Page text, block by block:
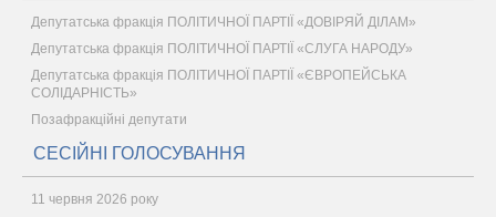
Депутатська фракція ПОЛІТИЧНОЇ ПАРТІЇ «ДОВІРЯЙ ДІЛАМ»
Депутатська фракція ПОЛІТИЧНОЇ ПАРТІЇ «СЛУГА НАРОДУ»
Депутатська фракція ПОЛІТИЧНОЇ ПАРТІЇ «ЄВРОПЕЙСЬКА
СОЛІДАРНІСТЬ»
Позафракційні депутати
СЕСІЙНІ ГОЛОСУВАННЯ
11 червня 2026 року